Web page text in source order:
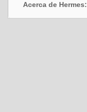
Acerca de Hermes: